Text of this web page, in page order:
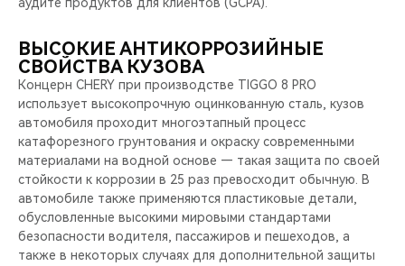
ВЫСОКИЕ АНТИКОРРОЗИЙНЫЕ
СВОЙСТВА КУЗОВА
Концерн CHERY при производстве TIGGO 8 PRO
использует высокопрочную оцинкованную сталь, кузов
автомобиля проходит многоэтапный процесс
катафорезного грунтования и окраску современными
материалами на водной основе — такая защита по своей
стойкости к коррозии в 25 раз превосходит обычную. В
автомобиле также применяются пластиковые детали,
обусловленные высокими мировыми стандартами
безопасности водителя, пассажиров и пешеходов, а
также в некоторых случаях для дополнительной защиты